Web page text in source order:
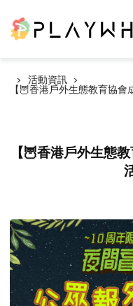
活動資訊
【🦉香港戶外生態教育協
【🦉香港戶外生態